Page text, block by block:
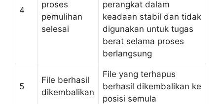
4
proses
pemulihan
selesai
perangkat dalam
keadaan stabil dan tidak
digunakan untuk tugas
berat selama proses
berlangsung
5
File berhasil
dikembalikan
File yang terhapus
berhasil dikembalikan ke
posisi semula